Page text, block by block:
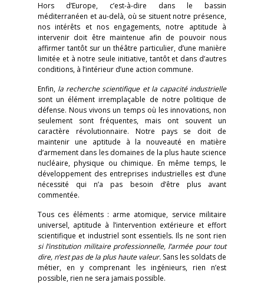
Hors d’Europe, c’est-à-dire dans le bassin
méditerranéen et au-delà, où se situent notre présence,
nos intérêts et nos engagements, notre aptitude à
intervenir doit être maintenue afin de pouvoir nous
affirmer tantôt sur un théâtre particulier, d’une manière
limitée et à notre seule initiative, tantôt et dans d’autres
conditions, à l’intérieur d’une action commune.
Enfin, la recherche scientifique et la capacité industrielle
sont un élément irremplaçable de notre politique de
défense. Nous vivons un temps où les innovations, non
seulement sont fréquentes, mais ont souvent un
caractère révolutionnaire. Notre pays se doit de
maintenir une aptitude à la nouveauté en matière
d’armement dans les domaines de la plus haute science
nucléaire, physique ou chimique. En même temps, le
développement des entreprises industrielles est d’une
nécessité qui n’a pas besoin d’être plus avant
commentée.
Tous ces éléments : arme atomique, service militaire
universel, aptitude à l’intervention extérieure et effort
scientifique et industriel sont essentiels. Ils ne sont rien
si l’institution militaire professionnelle, l’armée pour tout
dire, n’est pas de la plus haute valeur. Sans les soldats de
métier, en y comprenant les ingénieurs, rien n’est
possible, rien ne sera jamais possible.